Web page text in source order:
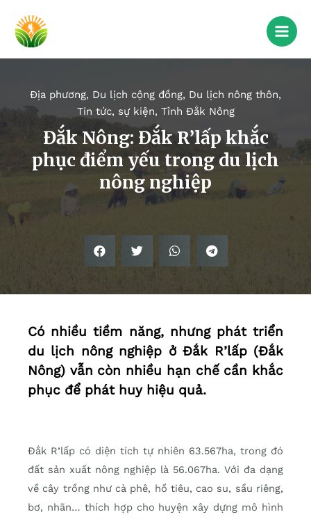
Địa phương, Du lịch cộng đồng, Du lịch nông thôn,
Tin tức, sự kiện, Tỉnh Đắk Nông
Đắk Nông: Đắk R’lấp khắc
phục điểm yếu trong du lịch
nông nghiệp
Có nhiều tiềm năng, nhưng phát triển
du lịch nông nghiệp ở Đắk R’lấp (Đắk
Nông) vẫn còn nhiều hạn chế cần khắc
phục để phát huy hiệu quả.
Đắk R’lấp có diện tích tự nhiên 63.567ha, trong đó
đất sản xuất nông nghiệp là 56.067ha. Với đa dạng
về cây trồng như cà phê, hồ tiêu, cao su, sầu riêng,
bơ, nhãn… thích hợp cho huyện xây dựng mô hình